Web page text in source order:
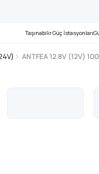
Taşınabilir Güç İstasyonları
ANTFEA 12.8V (12V)